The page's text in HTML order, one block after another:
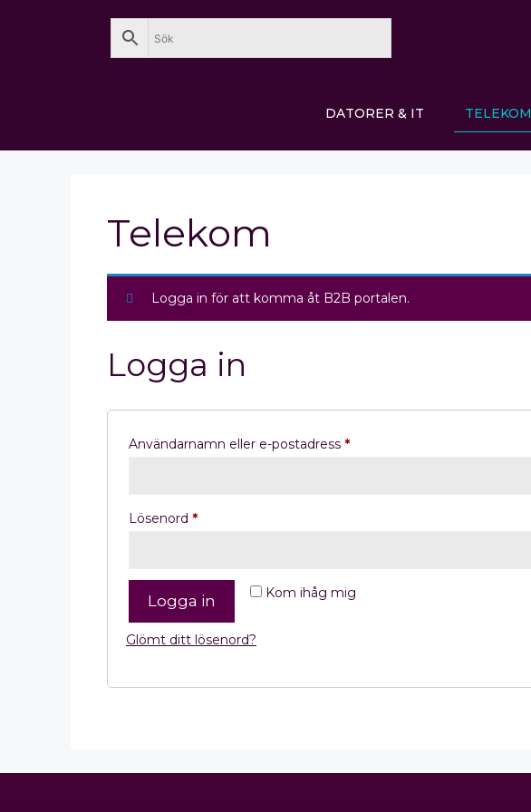
DATORER & IT TELEKOM
Telekom
Logga in för att komma åt B2B portalen.
Logga in
Användarnamn eller e-postadress *
Lösenord *
Kom ihåg mig
Logga in
Glömt ditt lösenord?